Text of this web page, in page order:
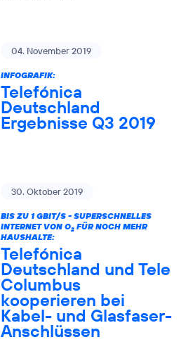
04. November 2019
INFOGRAFIK:
Telefónica
Deutschland
Ergebnisse Q3 2019
30. Oktober 2019
BIS ZU 1 GBIT/S - SUPERSCHNELLES
INTERNET VON O2FÜR NOCH MEHR
HAUSHALTE:
Telefónica
Deutschland und Tele
Columbus
kooperieren bei
Kabel- und Glasfaser-
Anschlüssen